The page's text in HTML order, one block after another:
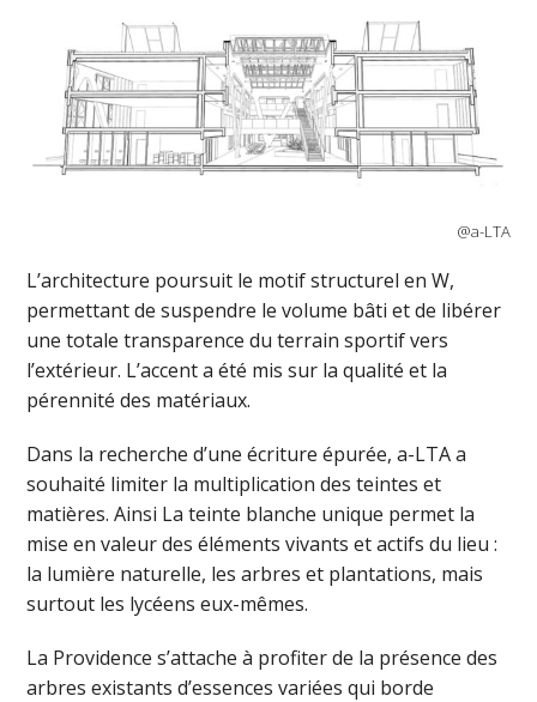
@a-LTA
L’architecture poursuit le motif structurel en W,
permettant de suspendre le volume bâti et de libérer
une totale transparence du terrain sportif vers
l’extérieur. L’accent a été mis sur la qualité et la
pérennité des matériaux.
Dans la recherche d’une écriture épurée, a-LTA a
souhaité limiter la multiplication des teintes et
matières. Ainsi La teinte blanche unique permet la
mise en valeur des éléments vivants et actifs du lieu :
la lumière naturelle, les arbres et plantations, mais
surtout les lycéens eux-mêmes.
La Providence s’attache à profiter de la présence des
arbres existants d’essences variées qui borde